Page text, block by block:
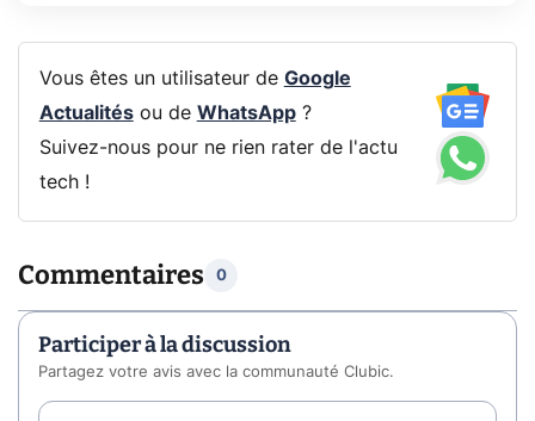
Vous êtes un utilisateur de Google
Actualitésou de WhatsApp?
Suivez-nous pour ne rien rater de l'actu
tech !
Commentaires 0
Participer à la discussion
Partagez votre avis avec la communauté Clubic.